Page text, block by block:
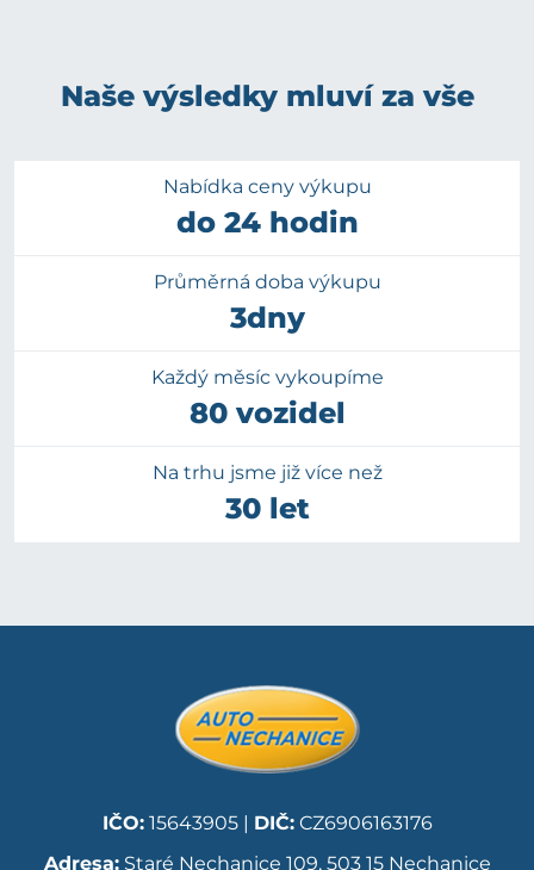
Naše výsledky mluví za vše
Nabídka ceny výkupu
do 24 hodin
Průměrná doba výkupu
3dny
Každý měsíc vykoupíme
80 vozidel
Na trhu jsme již více než
30 let
IČO:15643905 | DIČ:CZ6906163176
Adresa:Staré Nechanice 109, 503 15 Nechanice